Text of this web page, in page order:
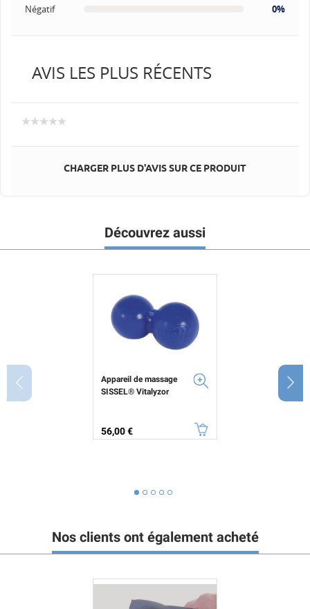
Négatif
0%
AVIS LES PLUS RÉCENTS
CHARGER PLUS D'AVIS SUR CE PRODUIT
Découvrez aussi
Appareil de massage
SISSEL® Vitalyzor
Prix
56,00 €
Nos clients ont également acheté